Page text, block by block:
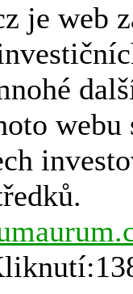
je web
webu